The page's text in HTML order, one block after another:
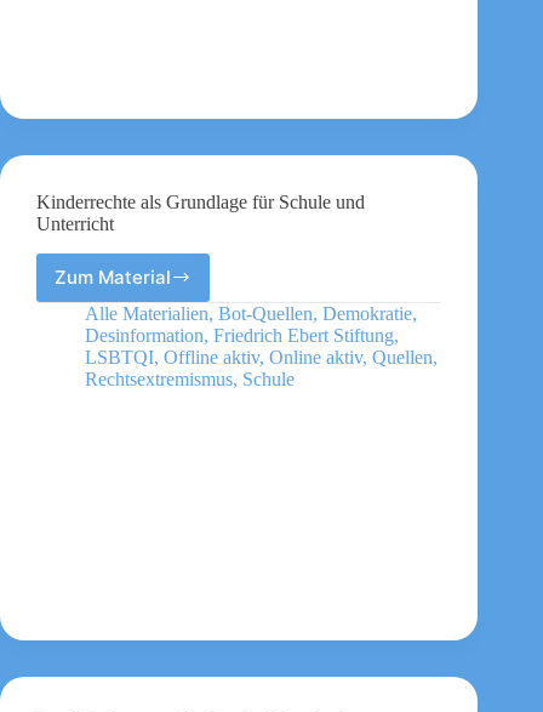
Kinderrechte als Grundlage für Schule und
Unterricht
Zum MaterialKinderrechte
als
Grundlage
für
Schule
Alle Materialien, Bot-Quellen, Demokratie,
Desinformation, Friedrich Ebert Stiftung,
LSBTQI, Offline aktiv, Online aktiv, Quellen,
Rechtsextremismus, Schule